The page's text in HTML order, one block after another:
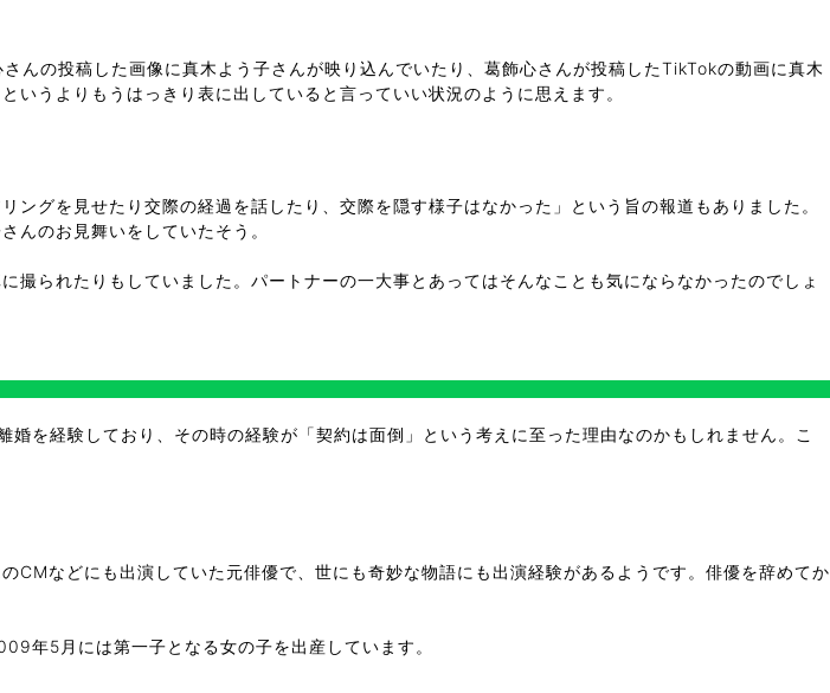
んの投稿した画像に真木よう子さんが映り込んでいたり、葛飾心さんが投稿したTikTokの動画に真木
うよりもうはっきり表に出していると言っていい状況のように思えます。
グを見せたり交際の経過を話したり、交際を隠す様子はなかった」という旨の報道もありました。
んのお見舞いをしていたそう。
られたりもしていました。パートナーの一大事とあってはそんなことも気にならなかったのでしょ
を経験しており、その時の経験が「契約は面倒」という考えに至った理由なのかもしれません。こ
などにも出演していた元俳優で、世にも奇妙な物語にも出演経験があるようです。俳優を辞めてか
年5月には第一子となる女の子を出産しています。